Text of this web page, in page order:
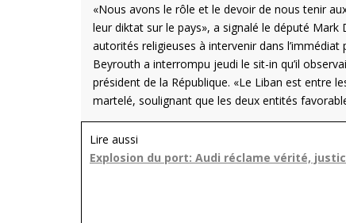
«Nous avons le rôle et le devoir de nous tenir
leur diktat sur le pays», a signalé le député
autorités religieuses à intervenir dans
Beyrouth a interrompu jeudi le sit-in qu’il
président de la République. «Le Liban est entre
martelé, soulignant que les deux entités
Lire aussi
Explosion du port: Audi réclame vérité,